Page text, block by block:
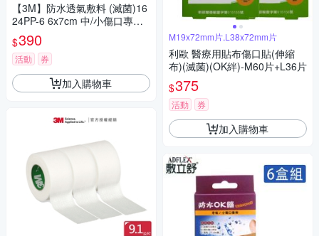
【3M】防水透氣敷料 (滅菌)16
24PP-6 6x7cm 中/小傷口專用
(6片/包，共3包)
$390
活動 券
加入購物車
M19x72mm片,L38x72mm片
利歐 醫療用貼布傷口貼(伸縮
布)(滅菌)(OK絆)-M60片+L36片
$375
活動 券
加入購物車